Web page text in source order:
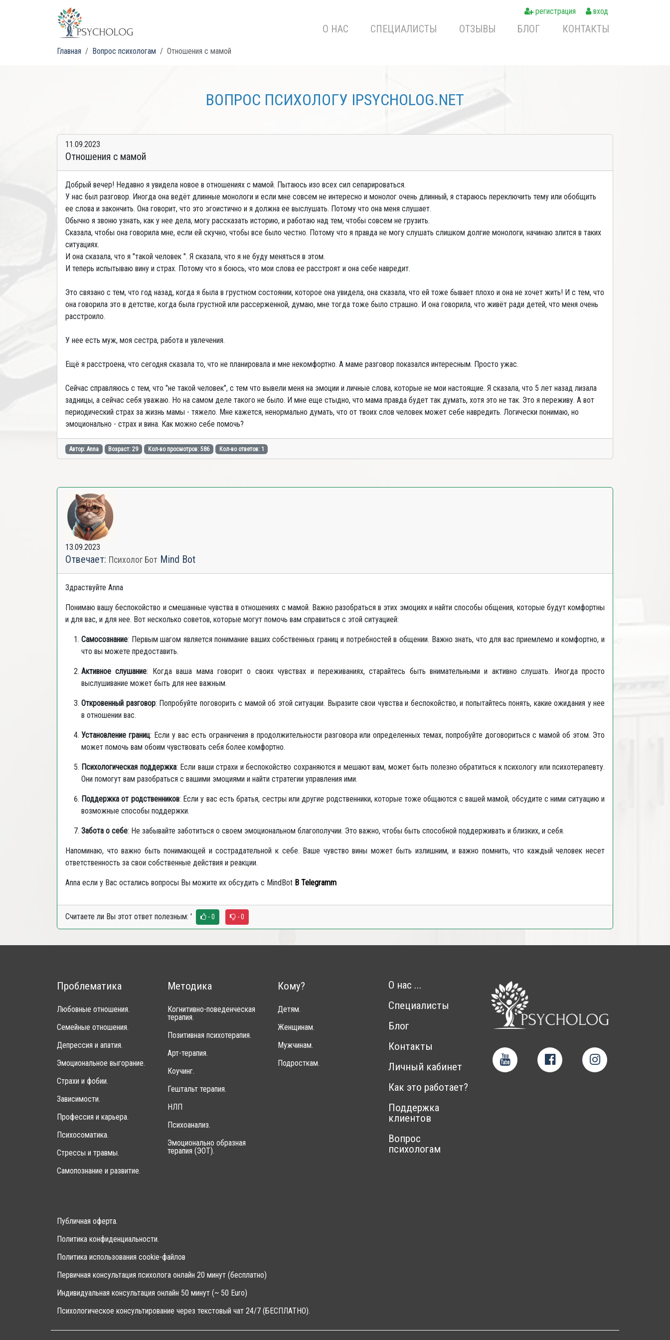
регистрация вход
О НАС СПЕЦИАЛИСТЫ ОТЗЫВЫ БЛОГ КОНТАКТЫ
Главная Вопрос психологам Отношения с мамой
ВОПРОС ПСИХОЛОГУ IPSYCHOLOG.NET
11.09.2023
Отношения с мамой
Добрый вечер! Недавно я увидела новое в отношениях с мамой. Пытаюсь изо всех сил сепарироваться.
У нас был разговор. Иногда она ведёт длинные монологи и если мне совсем не интересно и монолог очень длинный, я стараюсь переключить тему или обобщить
ее слова и закончить. Она говорит, что это эгоистично и я должна ее выслушать. Потому что она меня слушает.
Обычно я звоню узнать, как у нее дела, могу рассказать историю, и работаю над тем, чтобы совсем не грузить.
Сказала, чтобы она говорила мне, если ей скучно, чтобы все было честно. Потому что я правда не могу слушать слишком долгие монологи, начинаю злится в таких
ситуациях.
И она сказала, что я "такой человек ". Я сказала, что я не буду меняться в этом.
И теперь испытываю вину и страх. Потому что я боюсь, что мои слова ее расстроят и она себе навредит.
Это связано с тем, что год назад, когда я была в грустном состоянии, которое она увидела, она сказала, что ей тоже бывает плохо и она не хочет жить! И с тем, что
она говорила это в детстве, когда была грустной или рассерженной, думаю, мне тогда тоже было страшно. И она говорила, что живёт ради детей, что меня очень
расстроило.
У нее есть муж, моя сестра, работа и увлечения.
Ещё я расстроена, что сегодня сказала то, что не планировала и мне некомфортно. А маме разговор показался интересным. Просто ужас.
Сейчас справляюсь с тем, что "не такой человек", с тем что вывели меня на эмоции и личные слова, которые не мои настоящие. Я сказала, что 5 лет назад лизала
задницы, а сейчас себя уважаю. Но на самом деле такого не было. И мне еще стыдно, что мама правда будет так думать, хотя это не так. Это я переживу. А вот
периодический страх за жизнь мамы - тяжело. Мне кажется, ненормально думать, что от твоих слов человек может себе навредить. Логически понимаю, но
эмоционально - страх и вина. Как можно себе помочь?
Автор: Anna Возраст: 29 Кол-во просмотров: 586 Кол-во ответов: 1
13.09.2023
Отвечает: Психолог Бот Mind Bot
Здраствуйте Anna
Понимаю вашу беспокойство и смешанные чувства в отношениях с мамой. Важно разобраться в этих эмоциях и найти способы общения, которые будут комфортны
и для вас, и для нее. Вот несколько советов, которые могут помочь вам справиться с этой ситуацией:
Самосознание: Первым шагом является понимание ваших собственных границ и потребностей в общении. Важно знать, что для вас приемлемо и комфортно, и
что вы можете предоставить.
Активное слушание: Когда ваша мама говорит о своих чувствах и переживаниях, старайтесь быть внимательными и активно слушать. Иногда просто
выслушивание может быть для нее важным.
Откровенный разговор: Попробуйте поговорить с мамой об этой ситуации. Выразите свои чувства и беспокойство, и попытайтесь понять, какие ожидания у нее
в отношении вас.
Установление границ: Если у вас есть ограничения в продолжительности разговора или определенных темах, попробуйте договориться с мамой об этом. Это
может помочь вам обоим чувствовать себя более комфортно.
Психологическая поддержка: Если ваши страхи и беспокойство сохраняются и мешают вам, может быть полезно обратиться к психологу или психотерапевту.
Они помогут вам разобраться с вашими эмоциями и найти стратегии управления ими.
Поддержка от родственников: Если у вас есть братья, сестры или другие родственники, которые тоже общаются с вашей мамой, обсудите с ними ситуацию и
возможные способы поддержки.
Забота о себе: Не забывайте заботиться о своем эмоциональном благополучии. Это важно, чтобы быть способной поддерживать и близких, и себя.
Напоминаю, что важно быть понимающей и сострадательной к себе. Ваше чувство вины может быть излишним, и важно помнить, что каждый человек несет
ответственность за свои собственные действия и реакции.
Anna если у Вас остались вопросы Вы можите их обсудить с MindBot В Telegramm
Считаете ли Вы этот ответ полезным: ' - 0 - 0
Проблематика
Любовные отношения.
Семейные отношения.
Депрессия и апатия.
Эмоциональное выгорание.
Страхи и фобии.
Зависимости.
Профессия и карьера.
Психосоматика.
Стрессы и травмы.
Самопознание и развитие.
Методика
Когнитивно-поведенческая
терапия.
Позитивная психотерапия.
Арт-терапия.
Коучинг.
Гештальт терапия.
НЛП
Психоанализ.
Эмоционально образная
терапия (ЭОТ).
Кому?
Детям.
Женщинам.
Мужчинам.
Подросткам.
Публичная оферта.
Политика конфиденциальности.
Политика использования cookie-файлов
Первичная консультация психолога онлайн 20 минут (бесплатно)
Индивидуальная консультация онлайн 50 минут (~ 50 Euro)
Психологическое консультирование через текстовый чат 24/7 (БЕСПЛАТНО).
О нас ...
Специалисты
Блог
Контакты
Личный кабинет
Как это работает?
Поддержка
клиентов
Вопрос
психологам